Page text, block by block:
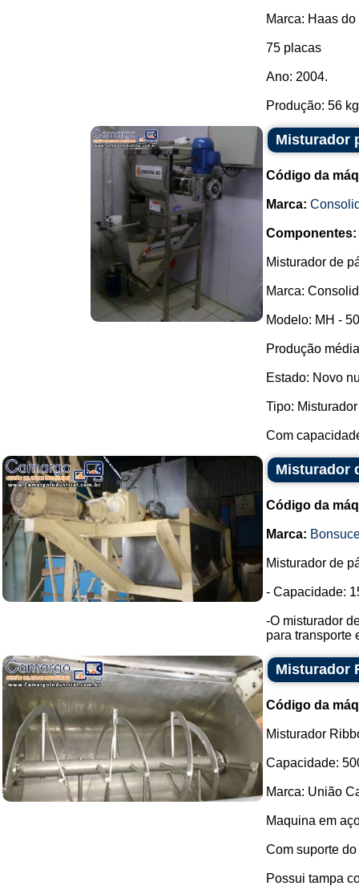
Marca: Haas
75 placas
Ano: 2004.
Produção: 56
Misturador
Código da
Marca:
Componentes:
Misturador de
Marca:
Modelo: MH -
Produção
Estado: Novo
Tipo:
Com
Misturador
Código da
Marca:
Misturador de
- Capacidade:
-O misturador
para transporte
Misturador
Código da
Misturador
Capacidade:
Marca: União
Maquina em
Com suporte
Possui tampa